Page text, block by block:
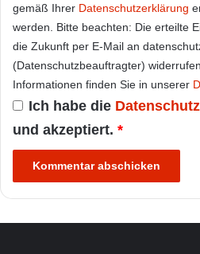
gemäß Ihrer Datenschutzerklärung
werden. Bitte beachten: Die erteilte
die Zukunft per E-Mail an
(Datenschutzbeauftragter)
Informationen finden Sie in unserer
Ich habe die
und akzeptiert. *